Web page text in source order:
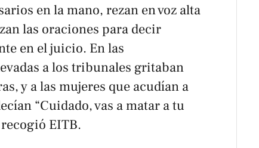
en la mano, rezan en voz alta
las oraciones para decir
en el juicio. En las
a los tribunales gritaban
y a las mujeres que acudían a
“Cuidado, vas a matar a tu
EITB.